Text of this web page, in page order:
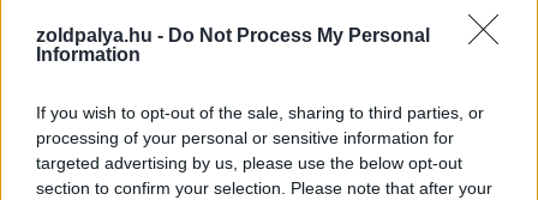
zoldpalya.hu - Do Not Process My Personal
Information
If you wish to opt-out of the sale, sharing to third parties, or
processing of your personal or sensitive information for
targeted advertising by us, please use the below opt-out
section to confirm your selection. Please note that after your
Címkék: #mesterséges intelligencia